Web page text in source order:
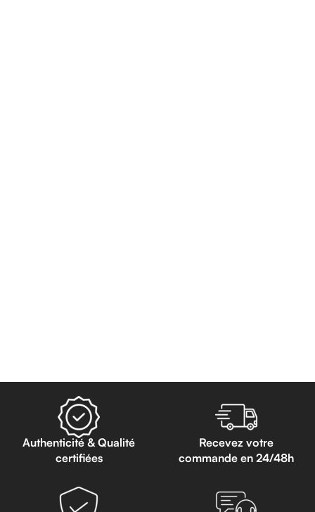
Authenticité & Qualité
certifiées
Recevez votre
commande en 24/48h